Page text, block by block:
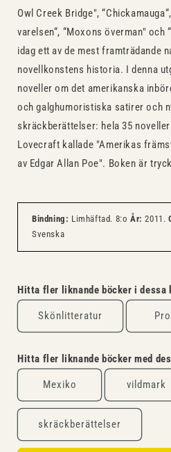
Owl Creek Bridge",
varelsen“, “Moxons överman" och
idag ett av de mest framträdande
novellkonstens historia. I denna
noveller om det amerikanska
och galghumoristiska satirer och
skräckberättelser: hela 35 noveller
Lovecraft kallade "Amerikas
av Edgar Allan Poe". Boken är
Bindning: Limhäftad. 8:oÅr: 2011.
Svenska
Hitta fler liknande böcker i dessa
Skönlitteratur
Hitta fler liknande böcker med
Mexiko vildmark
skräckberättelser